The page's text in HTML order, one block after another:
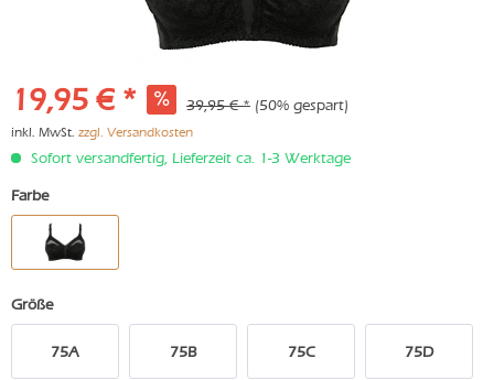
19,95 € * 39,95 € * (50% gespart)
inkl. MwSt. zzgl. Versandkosten
Sofort versandfertig, Lieferzeit ca. 1-3 Werktage
Farbe
Größe
75A 75B 75C 75D